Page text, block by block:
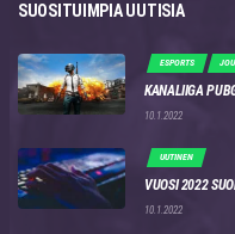
SUOSITUIMPIA UUTISIA
ESPORTS
KANALIIGA
10.1.2022
UUTINEN
VUOSI 2022
10.1.2022